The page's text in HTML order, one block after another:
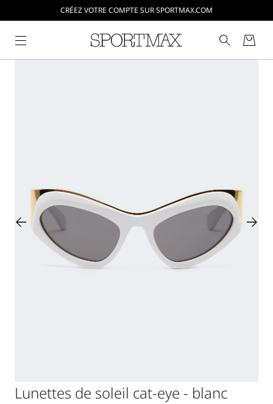
CRÉEZ VOTRE COMPTE SUR SPORTMAX.COM
Lunettes de soleil cat-eye - blanc